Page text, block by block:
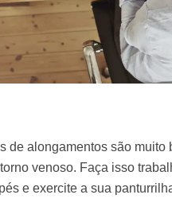
de alongamentos são
venoso. Faça isso
e exercite a sua